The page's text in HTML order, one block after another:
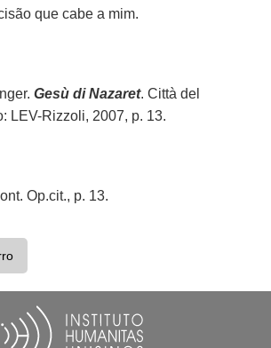
que cabe a mim.
Gesù di Nazaret. Città del
LEV-Rizzoli, 2007, p. 13.
Op.cit., p. 13.